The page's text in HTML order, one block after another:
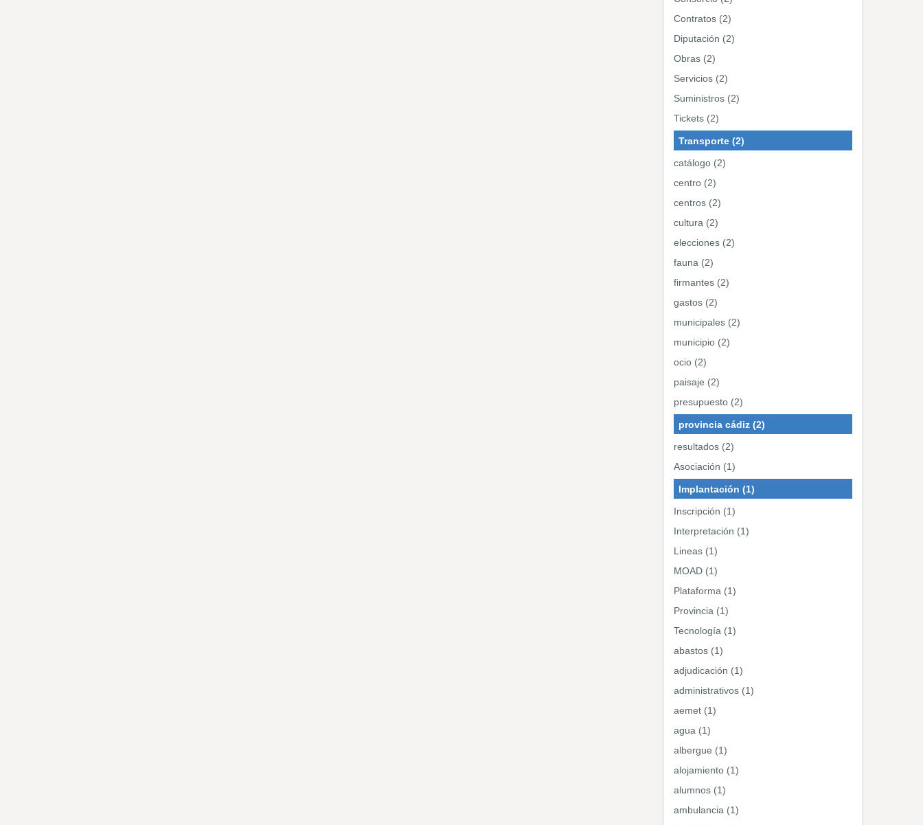
Contratos (2)
Diputación (2)
Obras (2)
Servicios (2)
Suministros (2)
Tickets (2)
Transporte (2)
catálogo (2)
centro (2)
centros (2)
cultura (2)
elecciones (2)
fauna (2)
firmantes (2)
gastos (2)
municipales (2)
municipio (2)
ocio (2)
paisaje (2)
presupuesto (2)
provincia cádiz (2)
resultados (2)
Asociación (1)
Implantación (1)
Inscripción (1)
Interpretación (1)
Lineas (1)
MOAD (1)
Plataforma (1)
Provincia (1)
Tecnología (1)
abastos (1)
adjudicación (1)
administrativos (1)
aemet (1)
agua (1)
albergue (1)
alojamiento (1)
alumnos (1)
ambulancia (1)